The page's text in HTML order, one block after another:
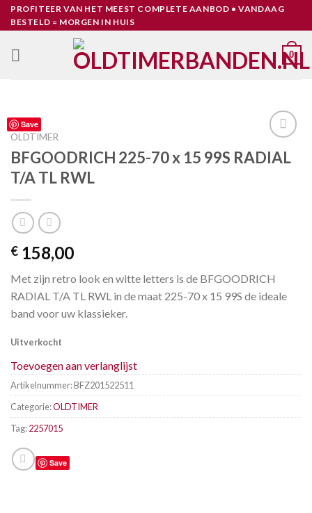
SkipPROFITEER VAN HET MEEST COMPLETE AANBOD • VANDAAG
BESTELD = MORGEN IN HUIS
0
Save
Toevoegen
aan
OLDTIMER
BFGOODRICH 225-70 x 15 99S RADIAL
T/A TL RWL
€ 158,00
Met zijn retro look en witte letters is de BFGOODRICH
RADIAL T/A TL RWL in de maat 225-70 x 15 99S de ideale
band voor uw klassieker.
Uitverkocht
Toevoegen aan verlanglijst
Artikelnummer:BFZ201522511
Categorie:OLDTIMER
Tag:2257015
Save